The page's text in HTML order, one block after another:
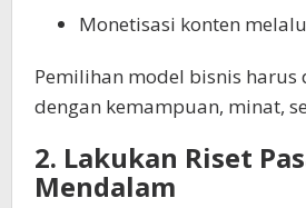
Monetisasi konten
Pemilihan model bisnis harus
dengan kemampuan, minat,
2. Lakukan Riset
Mendalam